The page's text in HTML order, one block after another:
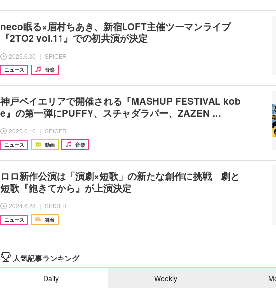
neco眠る×眉村ちあき、新宿LOFT主催ツーマンライブ
『2TO2 vol.11』での初共演が決定
2025.6.30 ｜ SPICER
ニュース 音楽
神戸ベイエリアで開催される『MASHUP FESTIVAL kob
e』の第一弾にPUFFY、スチャダラパー、ZAZEN …
2025.6.10 ｜ SPICER
ニュース 動画 音楽
ロロ新作公演は「演劇×短歌」の新たな創作に挑戦 劇と
短歌『飽きてから』が上演決定
2024.6.28 ｜ SPICER
ニュース 舞台
人気記事ランキング
Daily Weekly